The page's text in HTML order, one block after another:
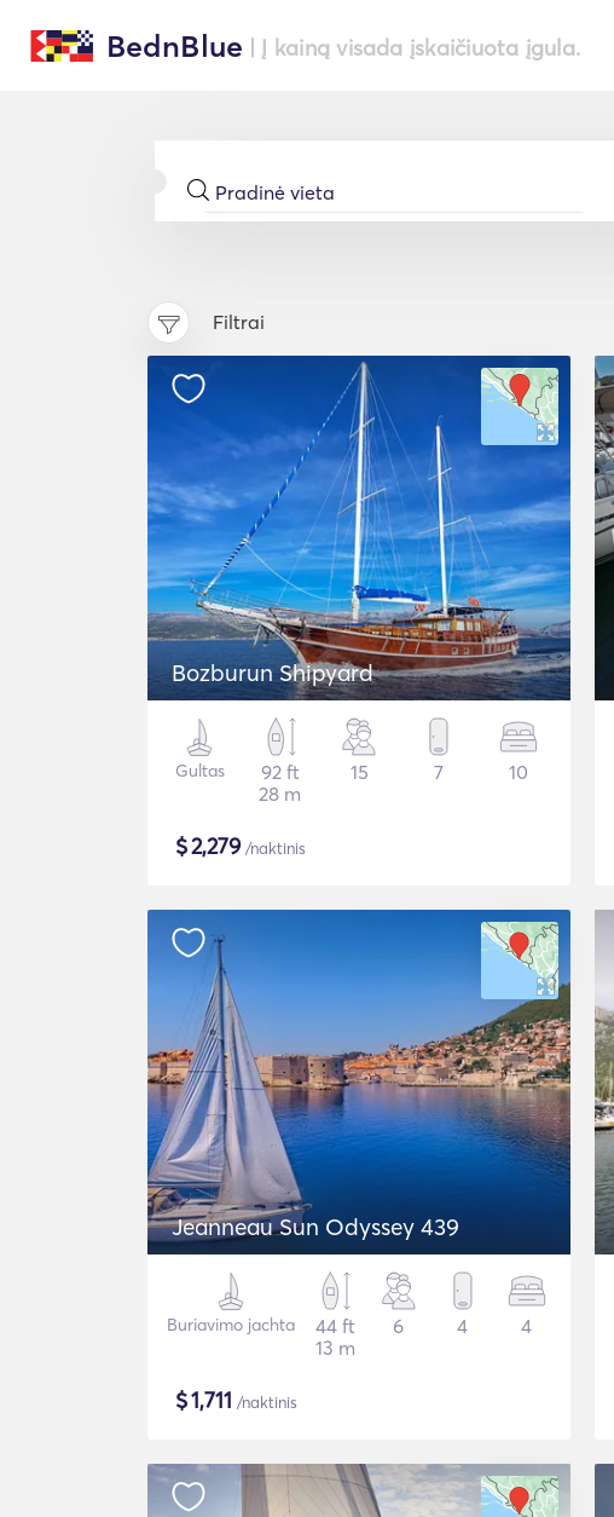
BednBlue | Į kainą visada įskaičiuota įgula.
Filtrai
Bozburun Shipyard
Gultas
92 ft
28 m
15 7 10
$2,279/naktinis
Jeanneau Sun Odyssey 439
Buriavimo jachta
44 ft
13 m
6 4 4
$1,711 /naktinis